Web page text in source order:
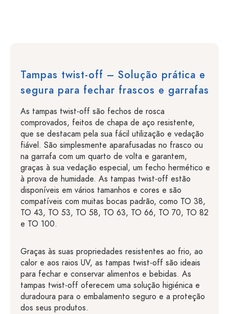
Tampas twist-off – Solução prática e
segura para fechar frascos e garrafas
As tampas twist-off são fechos de rosca
comprovados, feitos de chapa de aço resistente,
que se destacam pela sua fácil utilização e vedação
fiável. São simplesmente aparafusadas no frasco ou
na garrafa com um quarto de volta e garantem,
graças à sua vedação especial, um fecho hermético e
à prova de humidade. As tampas twist-off estão
disponíveis em vários tamanhos e cores e são
compatíveis com muitas bocas padrão, como TO 38,
TO 43, TO 53, TO 58, TO 63, TO 66, TO 70, TO 82
e TO 100.
Graças às suas propriedades resistentes ao frio, ao
calor e aos raios UV, as tampas twist-off são ideais
para fechar e conservar alimentos e bebidas. As
tampas twist-off oferecem uma solução higiénica e
duradoura para o embalamento seguro e a proteção
dos seus produtos.